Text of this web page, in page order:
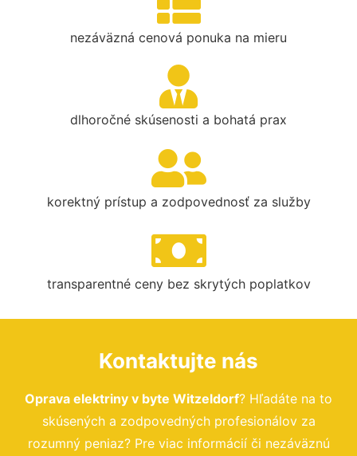
nezáväzná cenová ponuka na mieru
dlhoročné skúsenosti a bohatá prax
korektný prístup a zodpovednosť za služby
transparentné ceny bez skrytých poplatkov
Kontaktujte nás
Oprava elektriny v byte Witzeldorf? Hľadáte na to
skúsených a zodpovedných profesionálov za
rozumný peniaz? Pre viac informácií či nezáväznú